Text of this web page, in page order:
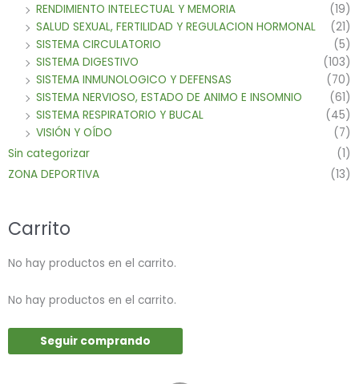
RENDIMIENTO INTELECTUAL Y MEMORIA
(19)
SALUD SEXUAL, FERTILIDAD Y REGULACION HORMONAL
(21)
SISTEMA CIRCULATORIO
(5)
SISTEMA DIGESTIVO
(103)
SISTEMA INMUNOLOGICO Y DEFENSAS
(70)
SISTEMA NERVIOSO, ESTADO DE ANIMO E INSOMNIO
(61)
SISTEMA RESPIRATORIO Y BUCAL
(45)
VISIÓN Y OÍDO
(7)
Sin categorizar
(1)
ZONA DEPORTIVA
(13)
Carrito
No hay productos en el carrito.
No hay productos en el carrito.
Seguir comprando